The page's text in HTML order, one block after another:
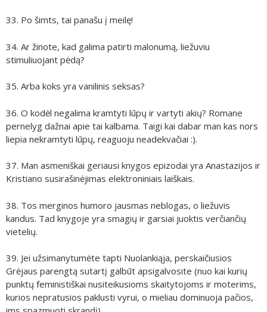
33. Po šimts, tai panašu į meilę!
34. Ar žinote, kad galima patirti malonumą, liežuviu
stimuliuojant pėdą?
35. Arba koks yra vanilinis seksas?
36. O kodėl negalima kramtyti lūpų ir vartyti akių? Romane
pernelyg dažnai apie tai kalbama. Taigi kai dabar man kas nors
liepia nekramtyti lūpų, reaguoju neadekvačiai :).
37. Man asmeniškai geriausi knygos epizodai yra Anastazijos ir
Kristiano susirašinėjimas elektroniniais laiškais.
38. Tos merginos humoro jausmas neblogas, o liežuvis
kandus. Tad knygoje yra smagių ir garsiai juoktis verčiančių
vietelių.
39. Jei užsimanytumėte tapti Nuolankiąja, perskaičiusios
Grėjaus parengtą sutartį galbūt apsigalvosite (nuo kai kurių
punktų feministiškai nusiteikusioms skaitytojoms ir moterims,
kurios nepratusios paklusti vyrui, o mieliau dominuoja pačios,